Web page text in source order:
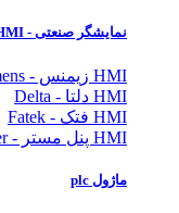
نمایشگر صنعتی - HMI
HMI زیمنس - Siemens
HMI دلتا - Delta
HMI فتک - Fatek
HMI پنل مستر - Panel master
ماژول plc